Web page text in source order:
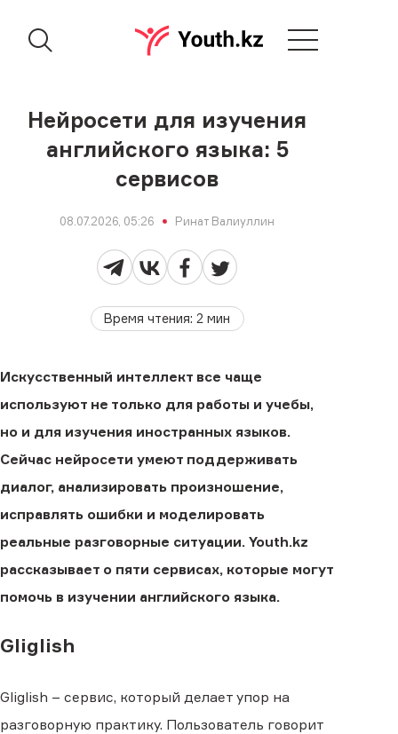
Нейросети для изучения
английского языка: 5
сервисов
08.07.2026, 05:26 Ринат Валиуллин
Время чтения:2 мин
Искусственный интеллект все чаще
используют не только для работы и учебы,
но и для изучения иностранных языков.
Сейчас нейросети умеют поддерживать
диалог, анализировать произношение,
исправлять ошибки и моделировать
реальные разговорные ситуации. Youth.kz
рассказывает о пяти сервисах, которые могут
помочь в изучении английского языка.
Gliglish
Gliglish – сервис, который делает упор на
разговорную практику. Пользователь говорит